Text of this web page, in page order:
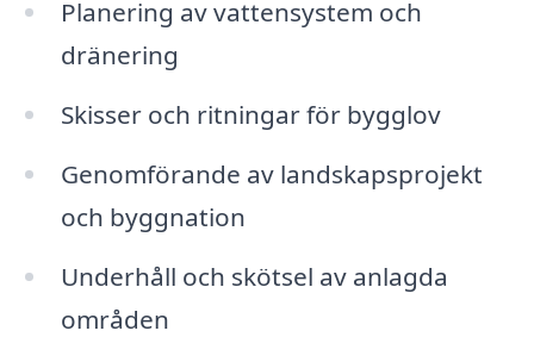
Planering av vattensystem och
dränering
Skisser och ritningar för bygglov
Genomförande av landskapsprojekt
och byggnation
Underhåll och skötsel av anlagda
områden